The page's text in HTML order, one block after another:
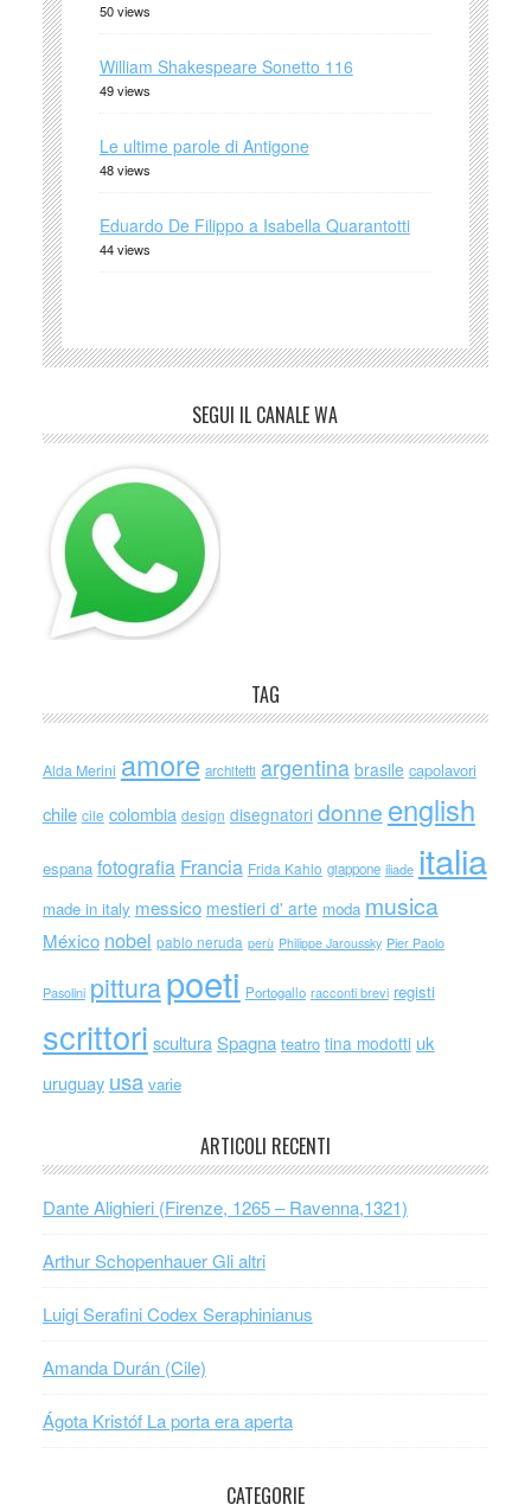
50 views
William Shakespeare Sonetto 116
49 views
Le ultime parole di Antigone
48 views
Eduardo De Filippo a Isabella Quarantotti
44 views
SEGUI IL CANALE WA
TAG
Alda Merini amore architetti argentina brasile capolavori
chile cile colombia design disegnatori donne english
espana fotografia Francia Frida Kahlo giappone iliade italia
made in italy messico mestieri d' arte moda musica
México nobel pablo neruda perù Philippe Jaroussky Pier Paolo
Pasolini pitturapoeti Portogallo racconti brevi registi
scrittori scultura Spagna teatro tina modotti uk
uruguay usa varie
ARTICOLI RECENTI
Dante Alighieri (Firenze, 1265 – Ravenna,1321)
Arthur Schopenhauer Gli altri
Luigi Serafini Codex Seraphinianus
Amanda Durán (Cile)
Ágota Kristóf La porta era aperta
CATEGORIE